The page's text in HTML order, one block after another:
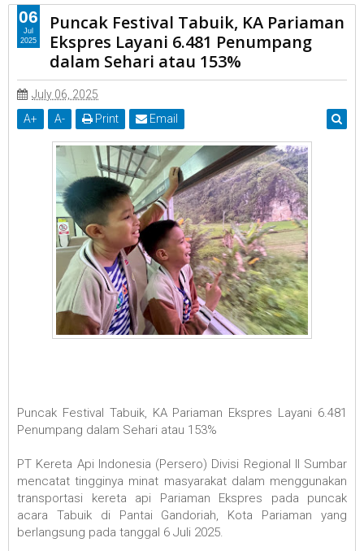
Unlabelled
Puncak Festival Tabuik, KA Pariaman Ekspres Layani 6.481
Penumpang dalam Sehari atau 153%
Puncak Festival Tabuik, KA Pariaman
Ekspres Layani 6.481 Penumpang
dalam Sehari atau 153%
July 06, 2025
A+ A- Print Email
Puncak Festival Tabuik, KA Pariaman Ekspres Layani 6.481
Penumpang dalam Sehari atau 153%
PT Kereta Api Indonesia (Persero) Divisi Regional II Sumbar
mencatat tingginya minat masyarakat dalam menggunakan
transportasi kereta api Pariaman Ekspres pada puncak
acara Tabuik di Pantai Gandoriah, Kota Pariaman yang
berlangsung pada tanggal 6 Juli 2025.
06
Jul
2025